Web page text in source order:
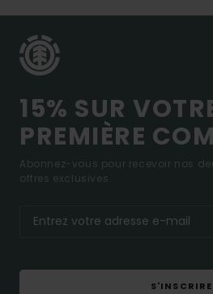
15% SUR
PREMIÈRE
Abonnez-vous pour recevoir nos
offres exclusives.
S'INSCRIRE